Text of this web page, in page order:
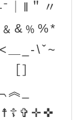
｜‖＂〃
＿_-\ˇ~
［］